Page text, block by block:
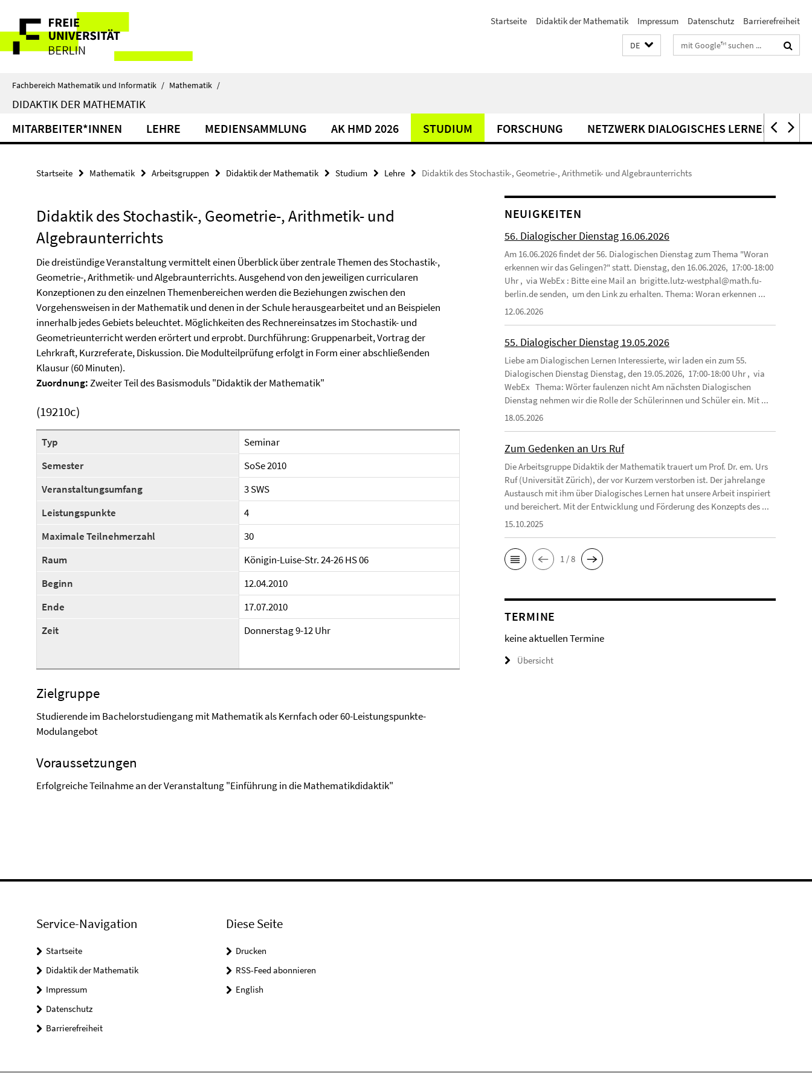
direkt
Inhalt
Service-
Navigation
Startseite Didaktik der Mathematik Impressum Datenschutz Barrierefreiheit
DE Suchbegriffe
Fachbereich Mathematik und Informatik / Mathematik /
DIDAKTIK DER MATHEMATIK
MITARBEITER*INNEN LEHRE MEDIENSAMMLUNG AK HMD 2026 STUDIUM FORSCHUNG NETZWERK DIALOGISCHES LERNEN
Startseite Mathematik Arbeitsgruppen Didaktik der Mathematik Studium Lehre Didaktik des Stochastik-, Geometrie-, Arithmetik- und Algebraunterrichts
Didaktik des Stochastik-, Geometrie-, Arithmetik- und
Algebraunterrichts
Die dreistündige Veranstaltung vermittelt einen Überblick über zentrale Themen des Stochastik-,
Geometrie-, Arithmetik- und Algebraunterrichts. Ausgehend von den jeweiligen curricularen
Konzeptionen zu den einzelnen Themenbereichen werden die Beziehungen zwischen den
Vorgehensweisen in der Mathematik und denen in der Schule herausgearbeitet und an Beispielen
innerhalb jedes Gebiets beleuchtet. Möglichkeiten des Rechnereinsatzes im Stochastik- und
Geometrieunterricht werden erörtert und erprobt. Durchführung: Gruppenarbeit, Vortrag der
Lehrkraft, Kurzreferate, Diskussion. Die Modulteilprüfung erfolgt in Form einer abschließenden
Klausur (60 Minuten).
Zuordnung:Zweiter Teil des Basismoduls "Didaktik der Mathematik"
(19210c)
Typ
Seminar
Semester
SoSe 2010
Veranstaltungsumfang
3 SWS
Leistungspunkte
4
Maximale Teilnehmerzahl
30
Raum
Königin-Luise-Str. 24-26 HS 06
Beginn
12.04.2010
Ende
17.07.2010
Zeit
Donnerstag 9-12 Uhr
Zielgruppe
Studierende im Bachelorstudiengang mit Mathematik als Kernfach oder 60-Leistungspunkte-
Modulangebot
Voraussetzungen
Erfolgreiche Teilnahme an der Veranstaltung "Einführung in die Mathematikdidaktik"
NEUIGKEITEN
56. Dialogischer Dienstag 16.06.2026
Am 16.06.2026 findet der 56. Dialogischen Dienstag zum Thema "Woran
erkennen wir das Gelingen?" statt. Dienstag, den 16.06.2026, 17:00-18:00
Uhr , via WebEx : Bitte eine Mail an brigitte.lutz-westphal@math.fu-
berlin.de senden, um den Link zu erhalten. Thema: Woran erkennen ...
12.06.2026
55. Dialogischer Dienstag 19.05.2026
Liebe am Dialogischen Lernen Interessierte, wir laden ein zum 55.
Dialogischen Dienstag Dienstag, den 19.05.2026, 17:00-18:00 Uhr , via
WebEx Thema: Wörter faulenzen nicht Am nächsten Dialogischen
Dienstag nehmen wir die Rolle der Schülerinnen und Schüler ein. Mit ...
18.05.2026
Zum Gedenken an Urs Ruf
Die Arbeitsgruppe Didaktik der Mathematik trauert um Prof. Dr. em. Urs
Ruf (Universität Zürich), der vor Kurzem verstorben ist. Der jahrelange
Austausch mit ihm über Dialogisches Lernen hat unsere Arbeit inspiriert
und bereichert. Mit der Entwicklung und Förderung des Konzepts des ...
15.10.2025
1 / 8
TERMINE
keine aktuellen Termine
Übersicht
Service-Navigation
Startseite
Didaktik der Mathematik
Impressum
Datenschutz
Barrierefreiheit
Diese Seite
Drucken
RSS-Feed abonnieren
English